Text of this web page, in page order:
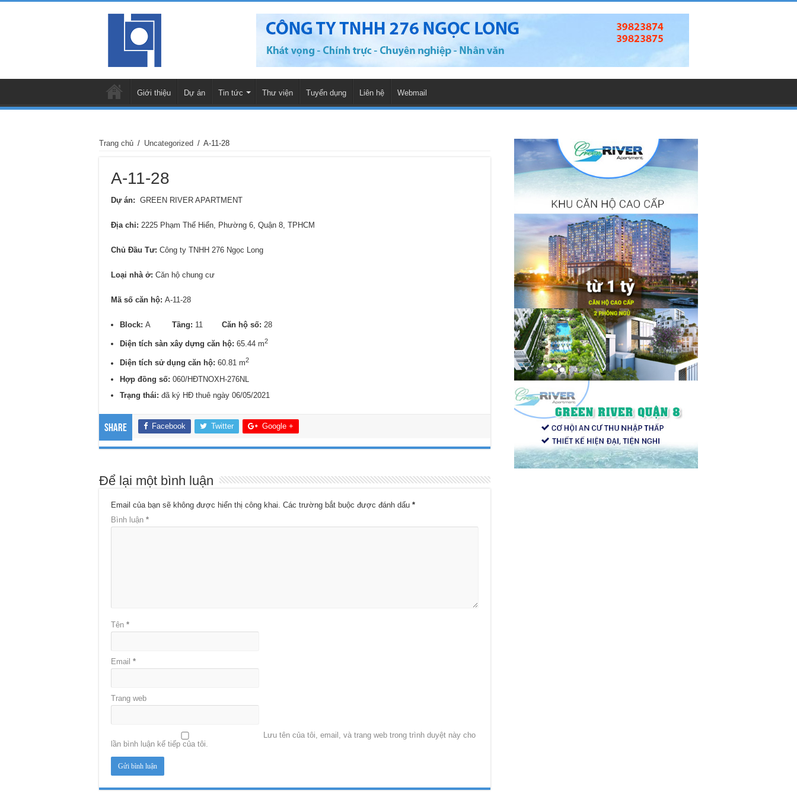
Giới thiệu Dự án Tin tức Thư viện Tuyển dụng Liên hệ Webmail
Trang chủ / Uncategorized / A-11-28
A-11-28
Dự án: GREEN RIVER APARTMENT
Địa chỉ: 2225 Phạm Thế Hiển, Phường 6, Quận 8, TPHCM
Chủ Đầu Tư: Công ty TNHH 276 Ngọc Long
Loại nhà ở: Căn hộ chung cư
Mã số căn hộ: A-11-28
Block: A Tầng: 11 Căn hộ số: 28
Diện tích sàn xây dựng căn hộ: 65.44 m2
Diện tích sử dụng căn hộ: 60.81 m2
Hợp đồng số: 060/HĐTNOXH-276NL
Trạng thái: đã ký HĐ thuê ngày 06/05/2021
Share Facebook Twitter Google +
Để lại một bình luận
Email của bạn sẽ không được hiển thị công khai. Các trường bắt buộc được đánh dấu *
Bình luận *
Tên *
Email *
Trang web
Lưu tên của tôi, email, và trang web trong trình duyệt này cho
lần bình luận kế tiếp của tôi.